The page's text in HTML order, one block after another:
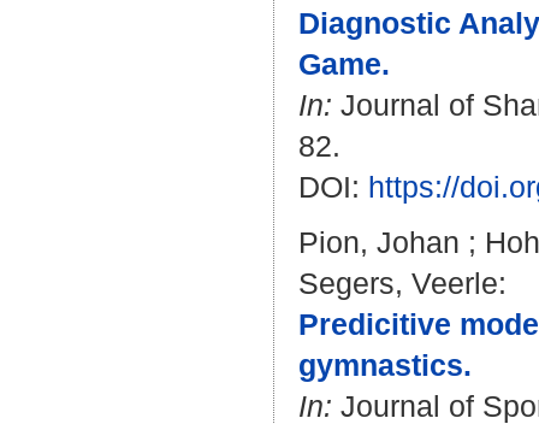
Diagnostic
Game.
In: Journal of
82.
DOI: https://
Pion, Johan ;
Segers, Veerle:
Predicitive
gymnastics.
In: Journal of